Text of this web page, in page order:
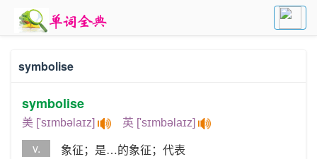
symbolise
symbolise
美 ['sɪmbəlaɪz] 英 ['sɪmbəlaɪz]
v.
象征；是…的象征；代表